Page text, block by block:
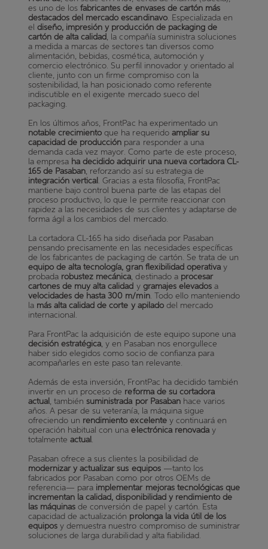
es uno de losfabricantes de envases de cartón más
destacados del mercado escandinavo. Especializada en
el diseño, impresión y producción de packaging de
cartón de alta calidad, la compañía suministra soluciones
a medida a marcas de sectores tan diversos como
alimentación, bebidas, cosmética, automoción y
comercio electrónico. Su perfil innovador y orientado al
cliente, junto con un firme compromiso con la
sostenibilidad, la han posicionado como referente
indiscutible en el exigente mercado sueco del
packaging.
En los últimos años, FrontPac ha experimentado un
notable crecimiento que ha requerido ampliar su
capacidad de producción para responder a una
demanda cada vez mayor. Como parte de este proceso,
la empresa ha decidido adquirir una nueva cortadora CL-
165 de Pasaban, reforzando así su estrategia de
integración vertical. Gracias a esta filosofía, FrontPac
mantiene bajo control buena parte de las etapas del
proceso productivo, lo que le permite reaccionar con
rapidez a las necesidades de sus clientes y adaptarse de
forma ágil a los cambios del mercado.
La cortadora CL-165 ha sido diseñada por Pasaban
pensando precisamente en las necesidades específicas
de los fabricantes de packaging de cartón. Se trata de un
equipo de alta tecnología, gran flexibilidad operativay
probada robustez mecánica, destinado a procesar
cartones de muy alta calidad y gramajes elevados a
velocidades de hasta 300 m/min. Todo ello manteniendo
la más alta calidad de corte y apilado del mercado
internacional.
Para FrontPac la adquisición de este equipo supone una
decisión estratégica, y en Pasaban nos enorgullece
haber sido elegidos como socio de confianza para
acompañarles en este paso tan relevante.
Además de esta inversión, FrontPac ha decidido también
invertir en un proceso de reforma de su cortadora
actual, tambiénsuministrada por Pasabanhace varios
años. A pesar de su veteranía, la máquina sigue
ofreciendo un rendimiento excelentey continuará en
operación habitual con unaelectrónica renovaday
totalmenteactual.
Pasaban ofrece a sus clientes la posibilidad de
modernizar y actualizar sus equipos—tanto los
fabricados por Pasaban como por otros OEMs de
referencia— para implementar mejoras tecnológicas que
incrementan la calidad, disponibilidad y rendimiento de
las máquinas de conversión de papel y cartón. Esta
capacidad de actualización prolonga la vida útil de los
equiposy demuestra nuestro compromiso de suministrar
soluciones de larga durabilidad y alta fiabilidad.